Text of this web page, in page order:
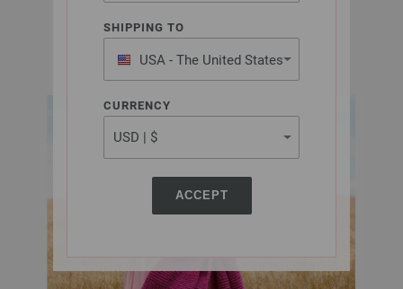
SHIPPING TO
USA - The United States
of America
CURRENCY
ACCEPT
BRIGITTE FLYER 2022 | Model 1